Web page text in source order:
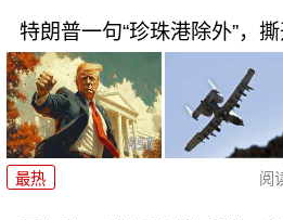
特朗普一句“珍珠港除外”，
最热 阅